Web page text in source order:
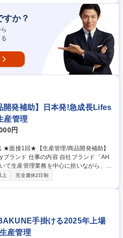
(10%):持続可能な運用体制の構築 (4)判
AI判定支援の基盤作り ★通関業者では経
判断に携われます。 募集職種 HS
スト(自社商品の関税分類・内製化)
すか？
開発補助】日本発!急成長Lifes
産管理
円
ブランド「AH
て生産管理業務を中心に担いながら、商
えていただきます。 【業務詳細】
務：■商品サンプル管理/整理 ■サンプル
ジュール管理補助 ■会議議事録作成/共
種サポート業務 ■社内外（工場/資材メー
ブランド
上 完全週休2日制
手掛ける2025年上場
産管理